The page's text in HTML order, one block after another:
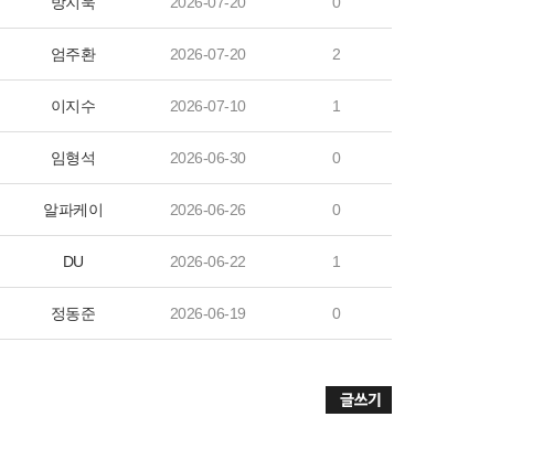
엄주환 2026-07-20 2
이지수 2026-07-10 1
임형석 2026-06-30 0
알파케이 2026-06-26 0
DU 2026-06-22 1
정동준 2026-06-19 0